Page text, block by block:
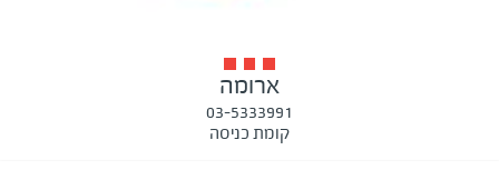
ארומה
03-5333991
קומת כניסה